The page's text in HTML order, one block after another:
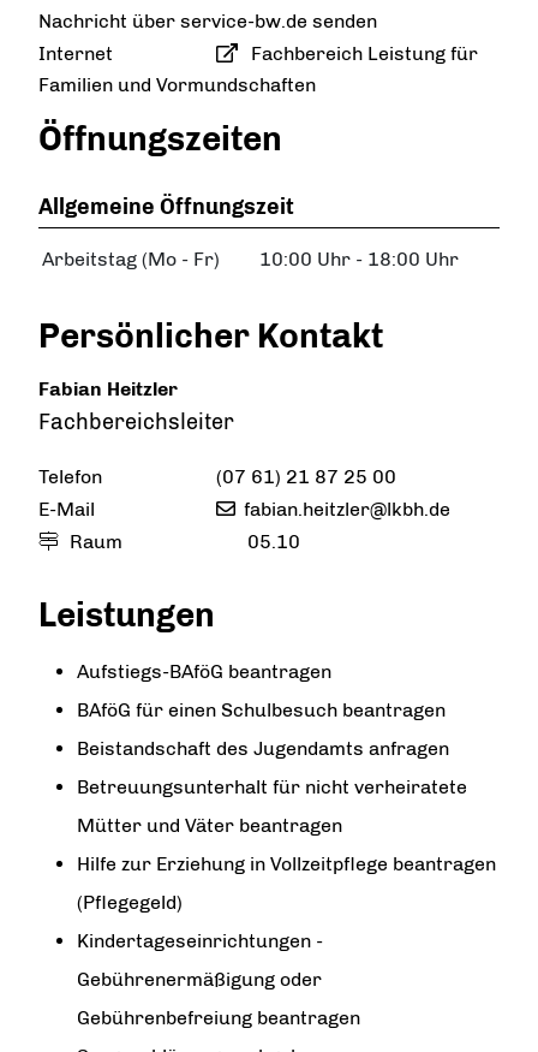
Nachricht über service-bw.de senden
Internet
Fachbereich Leistung für
Familien und Vormundschaften
Öffnungszeiten
Allgemeine Öffnungszeit
Arbeitstag (Mo - Fr) 10:00 Uhr - 18:00 Uhr
Persönlicher Kontakt
Fabian Heitzler
Fachbereichsleiter
Telefon (07 61) 21 87 25 00
E-Mail
fabian.heitzler@lkbh.de
Raum
05.10
Leistungen
Aufstiegs-BAföG beantragen
BAföG für einen Schulbesuch beantragen
Beistandschaft des Jugendamts anfragen
Betreuungsunterhalt für nicht verheiratete
Mütter und Väter beantragen
Hilfe zur Erziehung in Vollzeitpflege beantragen
(Pflegegeld)
Kindertageseinrichtungen -
Gebührenermäßigung oder
Gebührenbefreiung beantragen